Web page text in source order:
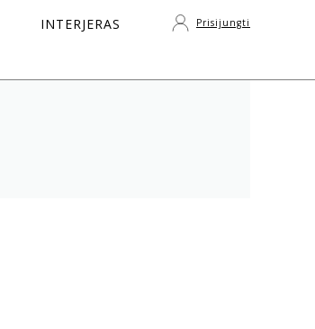
INTERJERAS
Prisijungti